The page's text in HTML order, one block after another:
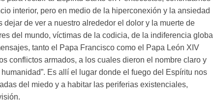
interior, pero en medio de la hiperconexión y la ansiedad
dejar de ver a nuestro alrededor el dolor y la muerte de
del mundo, víctimas de la codicia, de la indiferencia global
tanto el Papa Francisco como el Papa León XIV
conflictos armados, a los cuales dieron el nombre claro y
Es allí el lugar donde el fuego del Espíritu nos
del miedo y a habitar las periferias existenciales,